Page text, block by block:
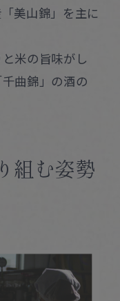
美山錦」を主に
米の旨味がし
曲錦」の酒の
組む姿勢